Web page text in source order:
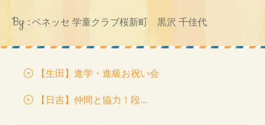
By : ベネッセ 学童クラブ桜新町 黒沢 千佳代
【生田】進学・進級お祝い会
【日吉】仲間と協力！段...